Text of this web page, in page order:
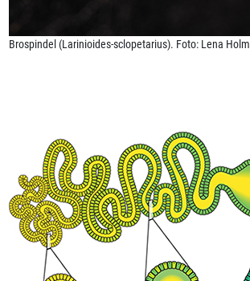
Brospindel (Larinioides-sclopetarius). Foto: Lena Holm